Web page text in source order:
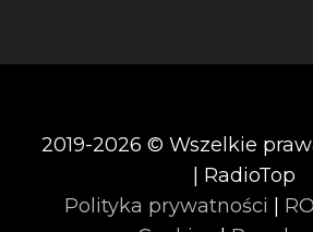
2019-2026 © Wszelkie
| RadioTop
Polityka prywatności